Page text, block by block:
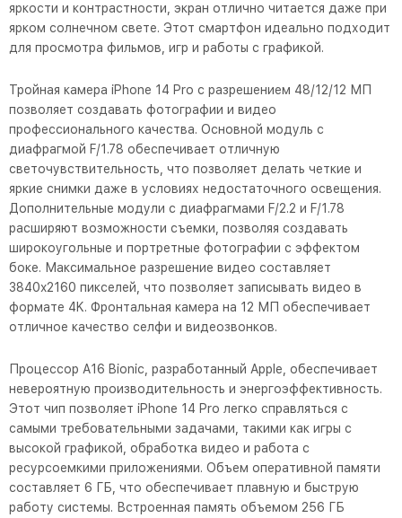
яркости и контрастности, экран отлично читается даже при
ярком солнечном свете. Этот смартфон идеально подходит
для просмотра фильмов, игр и работы с графикой.
Тройная камера iPhone 14 Pro с разрешением 48/12/12 МП
позволяет создавать фотографии и видео
профессионального качества. Основной модуль с
диафрагмой F/1.78 обеспечивает отличную
светочувствительность, что позволяет делать четкие и
яркие снимки даже в условиях недостаточного освещения.
Дополнительные модули с диафрагмами F/2.2 и F/1.78
расширяют возможности съемки, позволяя создавать
широкоугольные и портретные фотографии с эффектом
боке. Максимальное разрешение видео составляет
3840x2160 пикселей, что позволяет записывать видео в
формате 4K. Фронтальная камера на 12 МП обеспечивает
отличное качество селфи и видеозвонков.
Процессор A16 Bionic, разработанный Apple, обеспечивает
невероятную производительность и энергоэффективность.
Этот чип позволяет iPhone 14 Pro легко справляться с
самыми требовательными задачами, такими как игры с
высокой графикой, обработка видео и работа с
ресурсоемкими приложениями. Объем оперативной памяти
составляет 6 ГБ, что обеспечивает плавную и быструю
работу системы. Встроенная память объемом 256 ГБ